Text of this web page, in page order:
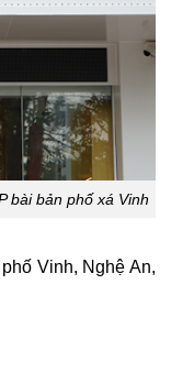
bài bản phố xá Vinh
Vinh, Nghệ An,